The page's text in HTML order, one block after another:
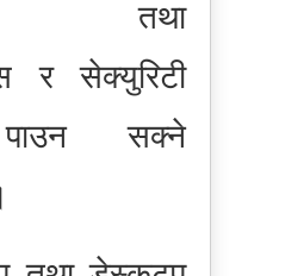
तथा
र सेक्युरिटी
सक्ने